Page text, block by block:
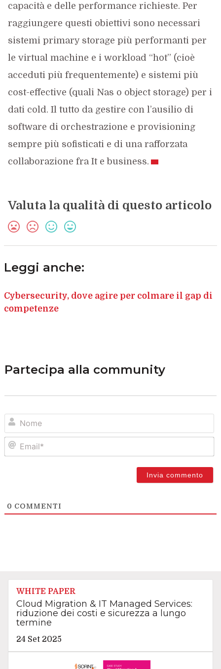
capacità e delle performance richieste. Per
raggiungere questi obiettivi sono necessari
sistemi primary storage più performanti per
le virtual machine e i workload “hot” (cioè
acceduti più frequentemente) e sistemi più
cost-effective (quali Nas o object storage) per i
dati cold. Il tutto da gestire con l’ausilio di
software di orchestrazione e provisioning
sempre più sofisticati e di una rafforzata
collaborazione fra It e business.
Valuta la qualità di questo articolo
Leggi anche:
Cybersecurity, dove agire per colmare il gap di
competenze
Partecipa alla community
0 COMMENTI
WHITE PAPER
Cloud Migration & IT Managed Services:
riduzione dei costi e sicurezza a lungo
termine
24 Set 2025